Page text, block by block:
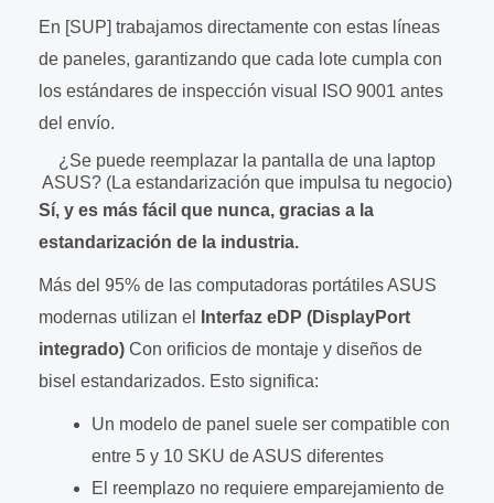
En [SUP] trabajamos directamente con estas líneas
de paneles, garantizando que cada lote cumpla con
los estándares de inspección visual ISO 9001 antes
del envío.
¿Se puede reemplazar la pantalla de una laptop
ASUS? (La estandarización que impulsa tu negocio)
Sí, y es más fácil que nunca, gracias a la
estandarización de la industria.
Más del 95% de las computadoras portátiles ASUS
modernas utilizan el
Interfaz eDP (DisplayPort
integrado) Con orificios de montaje y diseños de
bisel estandarizados. Esto significa:
Un modelo de panel suele ser compatible con
entre 5 y 10 SKU de ASUS diferentes
El reemplazo no requiere emparejamiento de